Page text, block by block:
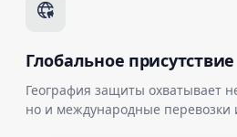
Глобальное присутствие
География защиты охватывает
но и международные перевозки